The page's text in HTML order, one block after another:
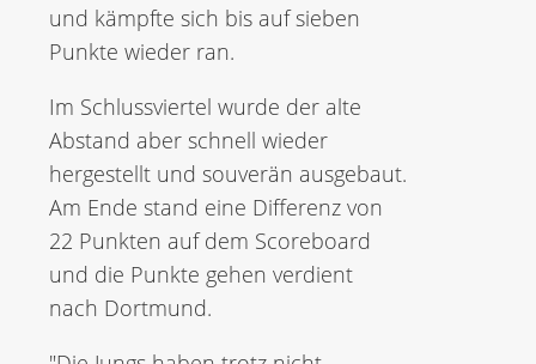
und kämpfte sich bis auf sieben
Punkte wieder ran.
Im Schlussviertel wurde der alte
Abstand aber schnell wieder
hergestellt und souverän ausgebaut.
Am Ende stand eine Differenz von
22 Punkten auf dem Scoreboard
und die Punkte gehen verdient
nach Dortmund.